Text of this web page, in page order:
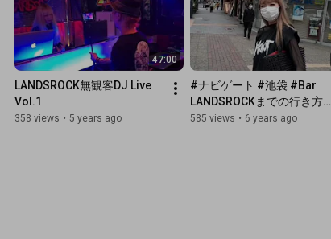
47:00
LANDSROCK無観客DJ Live
Vol.1
358 views • 5 years ago
#ナビゲート #池袋 #Bar
LANDSROCKまでの行き方！
(西口中央出口編)
585 views • 6 years ago